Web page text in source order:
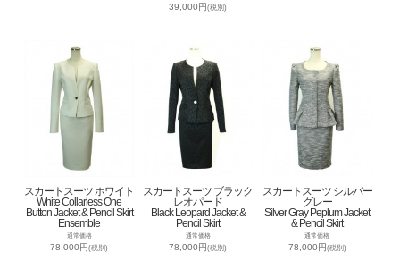
39,000円(税別)
スカートスーツ ホワイト
White Collarless One
Button Jacket & Pencil Skirt
Ensemble
通常価格
78,000円(税別)
スカートスーツ ブラック
レオパード
Black Leopard Jacket &
Pencil Skirt
通常価格
78,000円(税別)
スカートスーツ シルバー
グレー
Silver Gray Peplum Jacket
& Pencil Skirt
通常価格
78,000円(税別)